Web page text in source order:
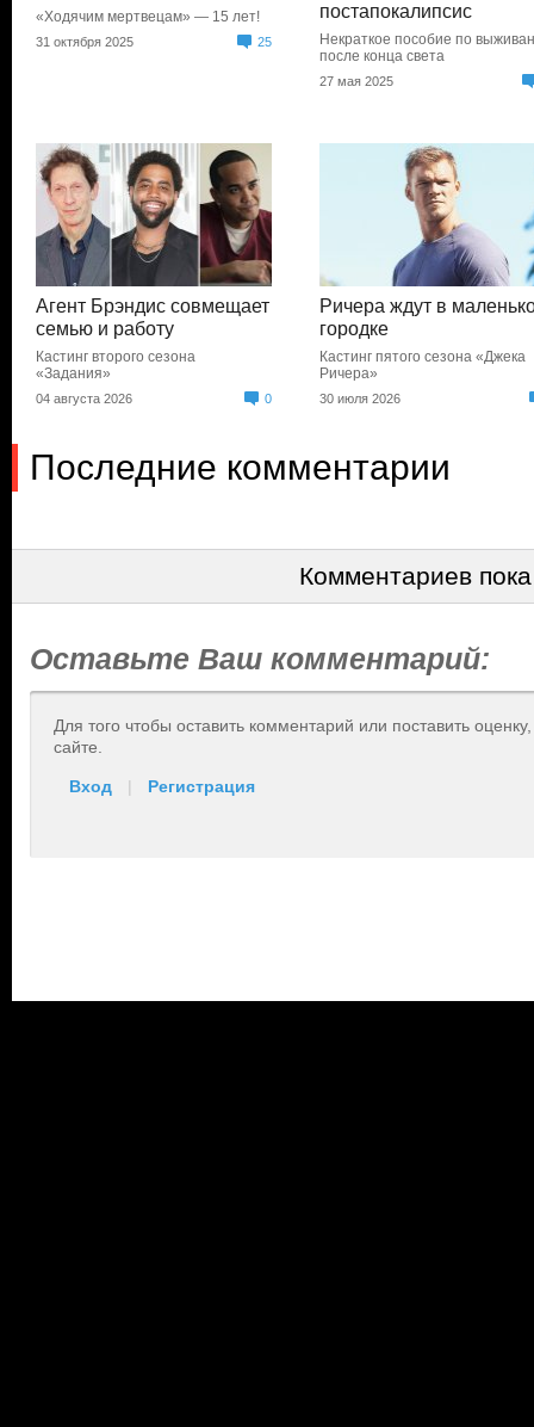
«Ходячим мертвецам» — 15 лет!
31 октября 2025 25
постапокалипсис
Некраткое пособие по
после конца света
27 мая 2025
Агент Брэндис совмещает
семью и работу
Кастинг второго сезона
«Задания»
04 августа 2026 0
Ричера ждут в
городке
Кастинг пятого сезона «Джека
Ричера»
30 июля 2026
Последние комментарии
Комментариев
Оставьте Ваш комментарий:
Для того чтобы оставить комментарий или поставить
сайте.
Вход | Регистрация